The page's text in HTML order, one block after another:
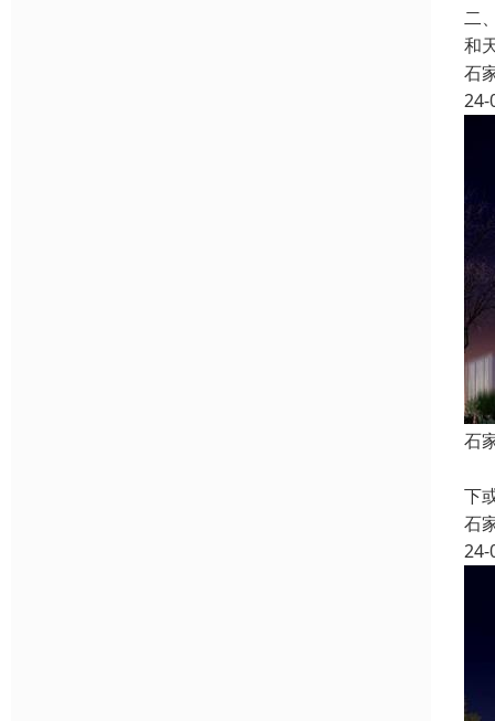
二
和
石
24-
石
下
石
24-